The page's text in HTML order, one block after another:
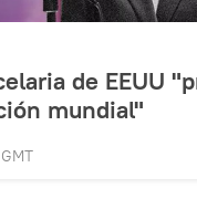
de EEUU
mundial"